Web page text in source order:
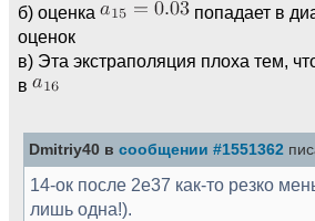
б) оценка
попадает в
оценок
в) Эта экстраполяция плоха тем,
в
Dmitriy40 в сообщении #1551362
14-ок после 2e37 как-то резко
лишь одна!).